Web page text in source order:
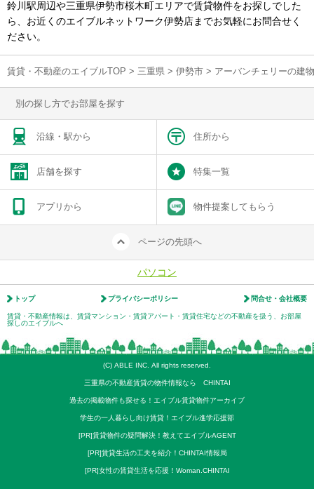
鈴川駅周辺や三重県伊勢市桜木町エリアで賃貸物件をお探しでした
ら、お近くのエイブルネットワーク伊勢店までお気軽にお問合せく
ださい。
賃貸・不動産のエイブルTOP > 三重県 > 伊勢市 > アーバンチェリーの建
別の探し方でお部屋を探す
沿線・駅から 住所から
店舗を探す 特集一覧
アプリから 物件提案してもらう
ページの先頭へ
パソコン
トップ プライバシーポリシー 問合せ・会社概要
賃貸・不動産情報は、賃貸マンション・賃貸アパート・賃貸住宅などの不動産を扱う、お部屋
探しのエイブルへ
(C) ABLE INC. All rights reserved.
三重県の不動産賃貸の物件情報なら CHINTAI
過去の掲載物件も探せる！エイブル賃貸物件アーカイブ
学生の一人暮らし向け賃貸！エイブル進学応援部
[PR]賃貸物件の疑問解決！教えてエイブルAGENT
[PR]賃貸生活の工夫を紹介！CHINTAI情報局
[PR]女性の賃貸生活を応援！Woman.CHINTAI